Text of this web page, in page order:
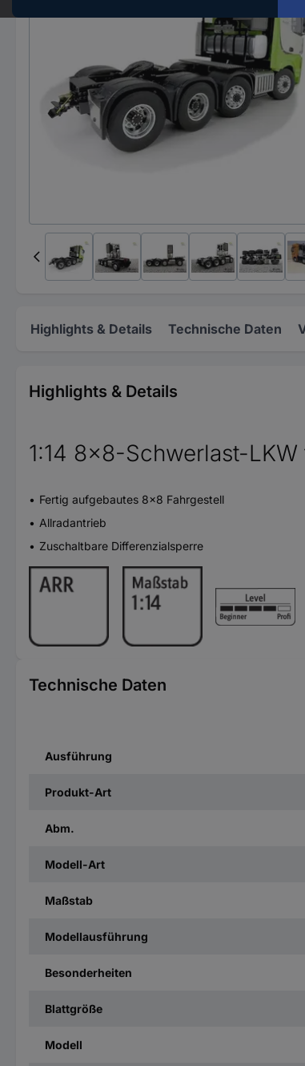
Highlights & Details Technische Daten
Highlights & Details
1:14 8x8-Schwerlast-
Fertig aufgebautes 8x8 Fahrgestell
Allradantrieb
Zuschaltbare Differenzialsperre
Technische Daten
Ausführung
Produkt-Art
Abm.
Modell-Art
Maßstab
Modellausführung
Besonderheiten
Blattgröße
Modell